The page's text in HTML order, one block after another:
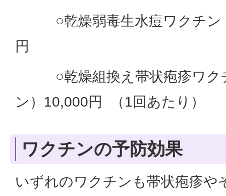
○乾燥弱毒生水痘ワクチン
円
○乾燥組換え帯状疱疹ワク
ン）​10,000円 （1回あたり）
ワクチンの予防効果
いずれのワクチンも帯状疱疹や